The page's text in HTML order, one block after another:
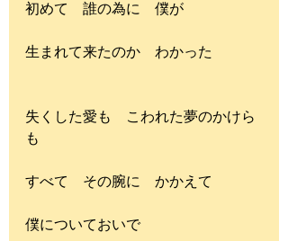
初めて　誰の為に　僕が
生まれて来たのか　わかった
失くした愛も　こわれた夢のかけら
も
すべて　その腕に　かかえて
僕についておいで